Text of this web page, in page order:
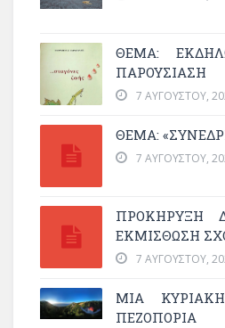
ΘΈΜΑ:
ΠΑΡΟΥΣΊΑΣΗ
7 ΑΥΓΟΎΣΤΟΥ,
ΘΕΜΑ:
7 ΑΥΓΟΎΣΤΟΥ,
ΠΡΟΚΗΡΥΞΗ
ΕΚΜΊΣΘΩΣΗ
7 ΑΥΓΟΎΣΤΟΥ,
ΜΙΑ
ΠΕΖΟΠΟΡΊΑ